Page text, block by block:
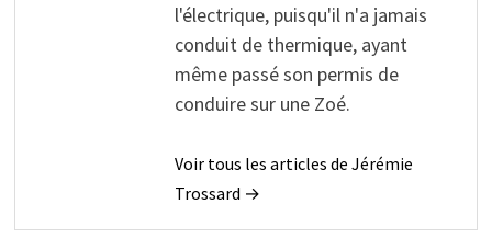
l'électrique, puisqu'il n'a jamais
conduit de thermique, ayant
même passé son permis de
conduire sur une Zoé.
Voir tous les articles de Jérémie
Trossard →